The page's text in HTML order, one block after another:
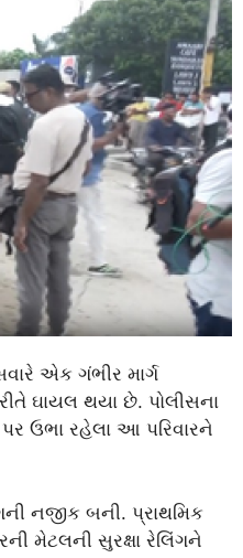
એક ગંભીર માર્ગ
ઘાયલ થયા છે. પોલીસના
ઉભા રહેલા આ પરિવારને
નજીક બની. પ્રાથમિક
મેટલની સુરક્ષા રેલિંગને